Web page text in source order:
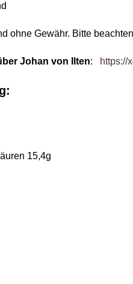
ohne Gewähr. Bitte
Johan von Ilten: https://
15,4g